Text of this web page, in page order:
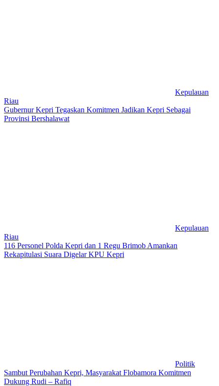
Kepulauan
Riau
Gubernur Kepri Tegaskan Komitmen Jadikan Kepri Sebagai
Provinsi Bershalawat
Kepulauan
Riau
116 Personel Polda Kepri dan 1 Regu Brimob Amankan
Rekapitulasi Suara Digelar KPU Kepri
Politik
Sambut Perubahan Kepri, Masyarakat Flobamora Komitmen
Dukung Rudi – Rafiq